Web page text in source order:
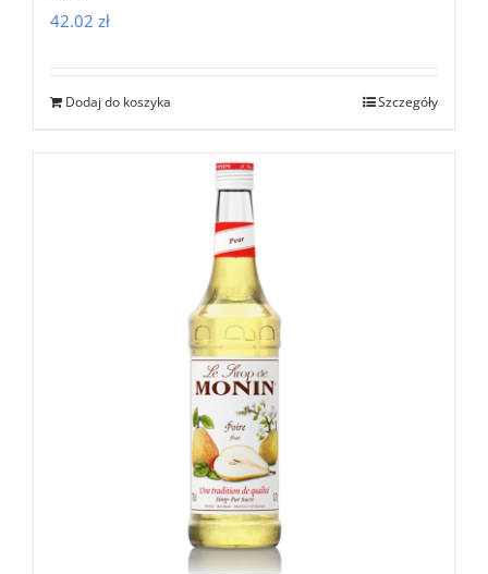
42.02 zł
Dodaj do koszyka Szczegóły